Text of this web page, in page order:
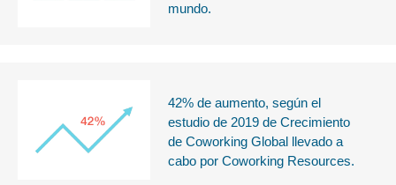
mundo.
42% de aumento, según el
estudio de 2019 de Crecimiento
de Coworking Global llevado a
cabo por Coworking Resources.